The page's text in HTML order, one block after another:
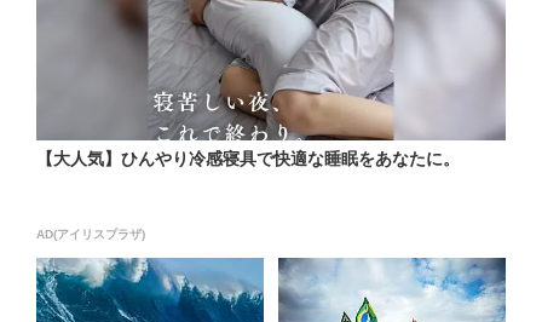
【大人気】ひんやり冷感寝具で快適な睡眠をあなたに。
AD(アイリスプラザ)